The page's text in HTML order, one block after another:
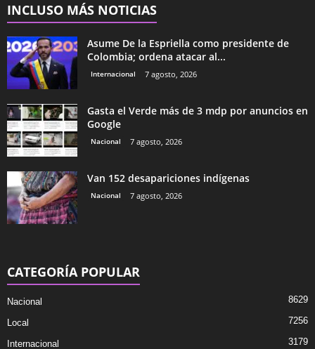
INCLUSO MÁS NOTICIAS
Asume De la Espriella como presidente de
Colombia; ordena atacar al...
Internacional 7 agosto, 2026
Gasta el Verde más de 3 mdp por anuncios en
Google
Nacional 7 agosto, 2026
Van 152 desapariciones indígenas
Nacional 7 agosto, 2026
CATEGORÍA POPULAR
Nacional 8629
Local 7256
Internacional 3179